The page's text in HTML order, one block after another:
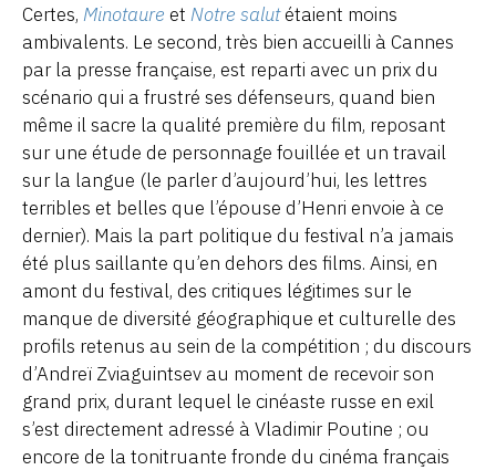
Certes, Minotaure et Notre salutétaient moins
ambivalents. Le second, très bien accueilli à Cannes
par la presse française, est reparti avec un prix du
scénario qui a frustré ses défenseurs, quand bien
même il sacre la qualité première du film, reposant
sur une étude de personnage fouillée et un travail
sur la langue (le parler d’aujourd’hui, les lettres
terribles et belles que l’épouse d’Henri envoie à ce
dernier). Mais la part politique du festival n’a jamais
été plus saillante qu’en dehors des films. Ainsi, en
amont du festival, des critiques légitimes sur le
manque de diversité géographique et culturelle des
profils retenus au sein de la compétition ; du discours
d’Andreï Zviaguintsev au moment de recevoir son
grand prix, durant lequel le cinéaste russe en exil
s’est directement adressé à Vladimir Poutine ; ou
encore de la tonitruante fronde du cinéma français